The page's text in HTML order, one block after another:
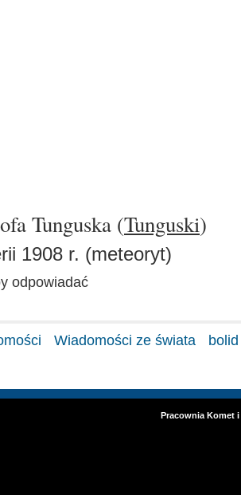
Tunguska (Tunguski)
1908 r. (meteoryt)
odpowiadać
Wiadomości ze świata bolid
Pracownia Komet